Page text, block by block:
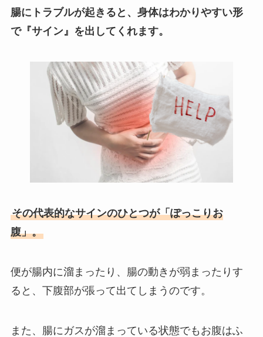
腸にトラブルが起きると、身体はわかりやすい形
で『サイン』を出してくれます。
その代表的なサインのひとつが「ぽっこりお
腹」。
便が腸内に溜まったり、腸の動きが弱まったりす
ると、下腹部が張って出てしまうのです。
また、腸にガスが溜まっている状態でもお腹はふ